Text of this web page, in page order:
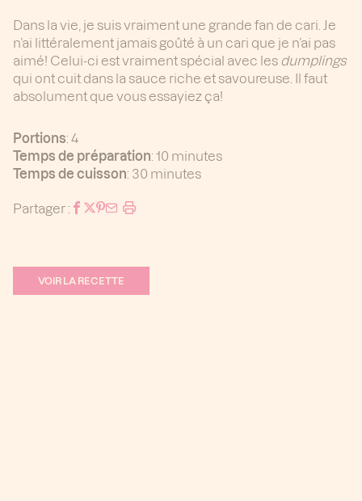
Dans la vie, je suis vraiment une grande fan de cari. Je
n’ai littéralement jamais goûté à un cari que je n’ai pas
aimé! Celui-ci est vraiment spécial avec les dumplings
qui ont cuit dans la sauce riche et savoureuse. Il faut
absolument que vous essayiez ça!
Portions: 4
Temps de préparation: 10 minutes
Temps de cuisson: 30 minutes
Partager :
VOIR LA RECETTE